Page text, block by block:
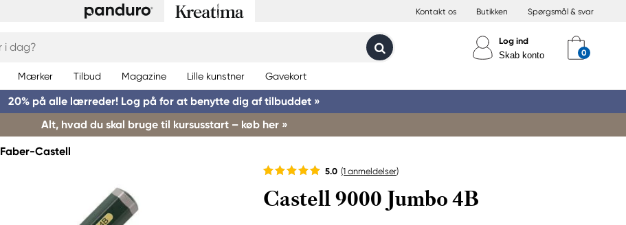
Kontakt os Butikken Spørgsmål & svar
Log ind
Skab konto
Mærker Tilbud Magazine Lille kunstner Gavekort
20% på alle lærreder! Log på for at benytte dig af tilbuddet »
Alt, hvad du skal bruge til kursusstart – køb her »
Faber-Castell
5.0 (1 anmeldelser)
Castell 9000 Jumbo 4B